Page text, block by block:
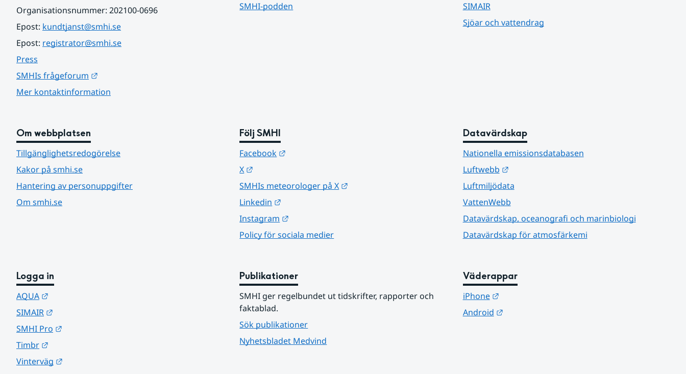
Organisationsnummer: 202100-0696
Epost: kundtjanst@smhi.se
Epost: registrator@smhi.se
Press
SMHIs frågeforum
Mer kontaktinformation
SMHI-podden
SIMAIR
Sjöar och vattendrag
Om webbplatsen
Tillgänglighetsredogörelse
Kakor på smhi.se
Hantering av personuppgifter
Om smhi.se
Följ SMHI
Facebook
X
SMHIs meteorologer på X
Linkedin
Instagram
Policy för sociala medier
Datavärdskap
Nationella emissionsdatabasen
Luftwebb
Länk till annan webbplats.
Luftmiljödata
VattenWebb
Datavärdskap, oceanografi och marinbiologi
Datavärdskap för atmosfärkemi
Logga in
AQUA
SIMAIR
SMHI Pro
Timbr
Vinterväg
Publikationer
SMHI ger regelbundet ut tidskrifter, rapporter och
faktablad.
Sök publikationer
Nyhetsbladet Medvind
Väderappar
iPhone
Länk till annan webbplats.
Android
Länk till annan webbplats.